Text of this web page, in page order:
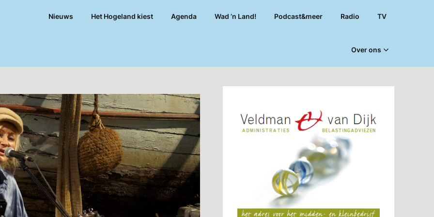
Nieuws Het Hogeland kiest Agenda Wad ’n Land! Podcast&meer Radio TV
Over ons